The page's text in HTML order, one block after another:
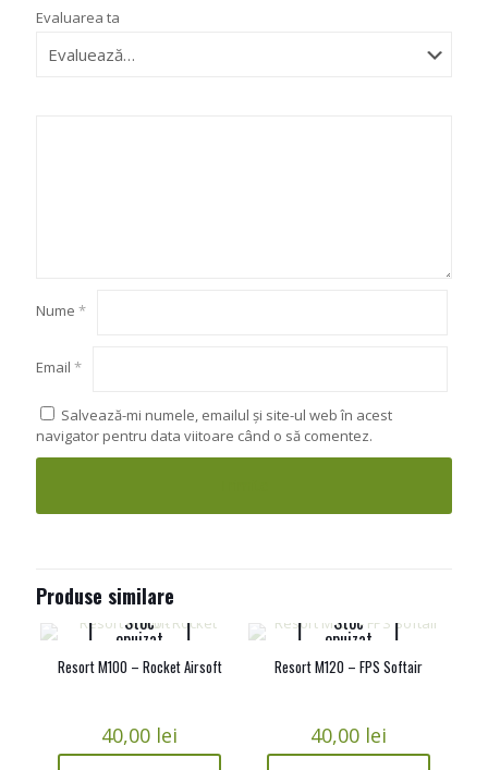
Evaluarea ta
Nume *
Email *
Salvează-mi numele, emailul și site-ul web în acest
navigator pentru data viitoare când o să comentez.
Produse similare
Stoc
epuizat
Resort M100 – Rocket Airsoft
40,00 lei
Stoc
epuizat
Resort M120 – FPS Softair
40,00 lei